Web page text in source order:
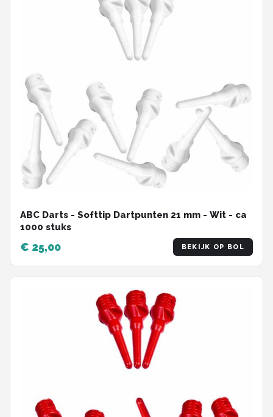
ABC Darts - Softtip Dartpunten 21 mm - Wit - ca
1000 stuks
€ 25,00 BEKIJK OP BOL